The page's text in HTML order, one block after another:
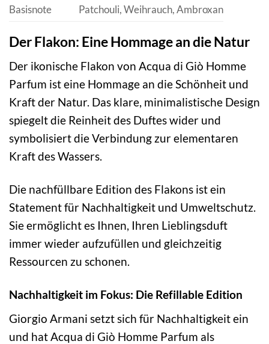
Basisnote Patchouli, Weihrauch, Ambroxan
Der Flakon: Eine Hommage an die Natur
Der ikonische Flakon von Acqua di Giò Homme
Parfum ist eine Hommage an die Schönheit und
Kraft der Natur. Das klare, minimalistische Design
spiegelt die Reinheit des Duftes wider und
symbolisiert die Verbindung zur elementaren
Kraft des Wassers.
Die nachfüllbare Edition des Flakons ist ein
Statement für Nachhaltigkeit und Umweltschutz.
Sie ermöglicht es Ihnen, Ihren Lieblingsduft
immer wieder aufzufüllen und gleichzeitig
Ressourcen zu schonen.
Nachhaltigkeit im Fokus: Die Refillable Edition
Giorgio Armani setzt sich für Nachhaltigkeit ein
und hat Acqua di Giò Homme Parfum als